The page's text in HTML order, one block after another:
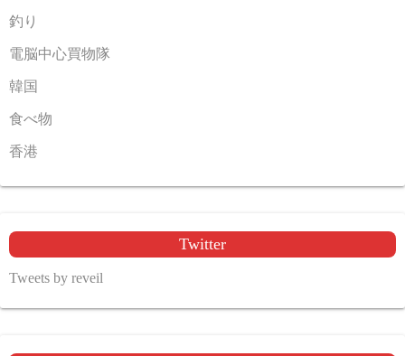
釣り
電脳中心買物隊
韓国
食べ物
香港
Twitter
Tweets by reveil